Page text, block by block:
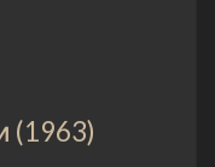
(1963)